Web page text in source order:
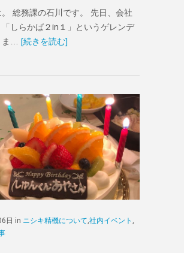
。 総務課の石川です。 先日、会社
しらかば２in１」というゲレンデ
…
[続きを読む]
日 in ニシキ精機について,社内イベント ,